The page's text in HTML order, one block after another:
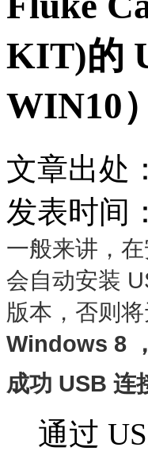
KIT)的
WIN10）
文章出处
发表时间
一般来讲，
会自动安装
版本，否则
Windows 8
成功 USB 连
通过